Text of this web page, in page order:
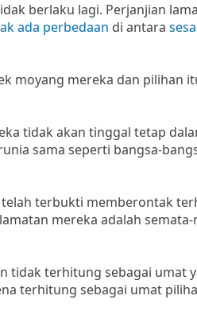
berlaku lagi. Perjanjian
ada perbedaan di antara
moyang mereka dan pilihan
tidak akan tinggal tetap
sama seperti bangsa-
terbukti memberontak
mereka adalah semata-
tidak terhitung sebagai umat
terhitung sebagai umat